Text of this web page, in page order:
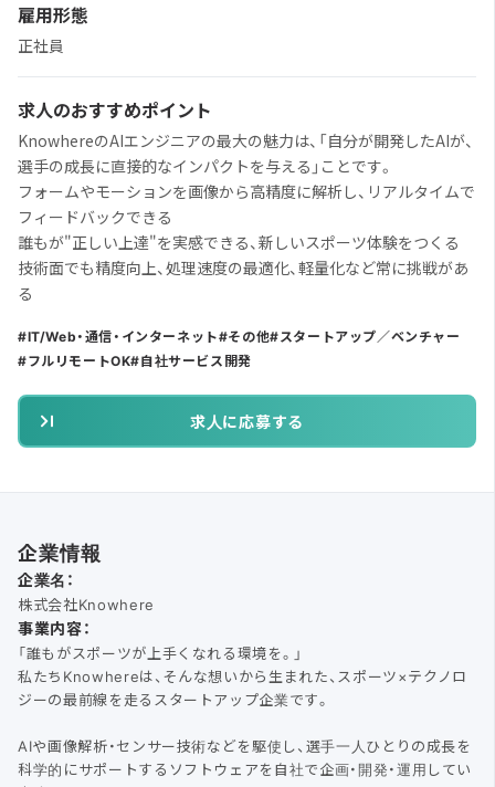
雇用形態
正社員
求人のおすすめポイント
KnowhereのAIエンジニアの最大の魅力は、「自分が開発したAIが、
選手の成長に直接的なインパクトを与える」ことです。
フォームやモーションを画像から高精度に解析し、リアルタイムで
フィードバックできる
誰もが"正しい上達"を実感できる、新しいスポーツ体験をつくる
技術面でも精度向上、処理速度の最適化、軽量化など常に挑戦があ
る
IT/Web・通信・インターネット その他 スタートアップ／ベンチャー
フルリモートOK 自社サービス開発
求人に応募する
企業情報
企業名：
株式会社Knowhere
事業内容：
「誰もがスポーツが上手くなれる環境を。」
私たちKnowhereは、そんな想いから生まれた、スポーツ×テクノロ
ジーの最前線を走るスタートアップ企業です。
AIや画像解析・センサー技術などを駆使し、選手一人ひとりの成長を
科学的にサポートするソフトウェアを自社で企画・開発・運用してい